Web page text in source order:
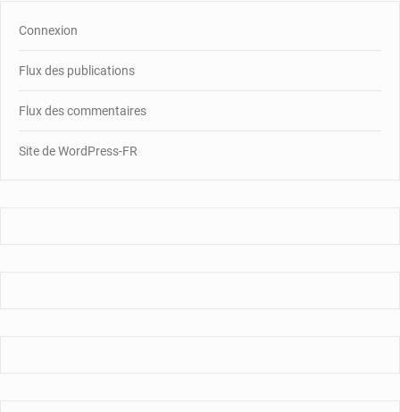
Connexion
Flux des publications
Flux des commentaires
Site de WordPress-FR